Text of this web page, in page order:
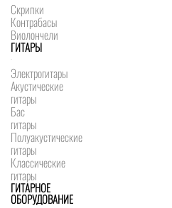
Скрипки
Контрабасы
Виолончели
ГИТАРЫ
Электрогитары
Акустические
гитары
Бас
гитары
Полуакустические
гитары
Классические
гитары
ГИТАРНОЕ
ОБОРУДОВАНИЕ